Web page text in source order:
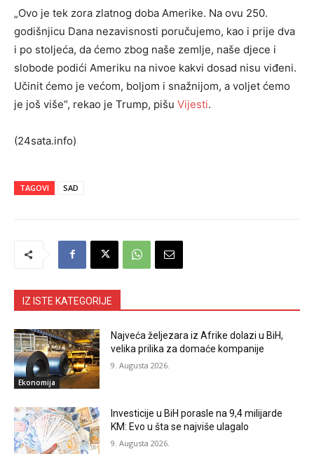
„Ovo je tek zora zlatnog doba Amerike. Na ovu 250.
godišnjicu Dana nezavisnosti poručujemo, kao i prije dva
i po stoljeća, da ćemo zbog naše zemlje, naše djece i
slobode podići Ameriku na nivoe kakvi dosad nisu viđeni.
Učinit ćemo je većom, boljom i snažnijom, a voljet ćemo
je još više“, rekao je Trump, pišu Vijesti.
(24sata.info)
TAGOVI SAD
IZ ISTE KATEGORIJE
Ekonomija
Najveća željezara iz Afrike dolazi u BiH,
velika prilika za domaće kompanije
9. Augusta 2026.
Investicije u BiH porasle na 9,4 milijarde
KM: Evo u šta se najviše ulagalo
9. Augusta 2026.